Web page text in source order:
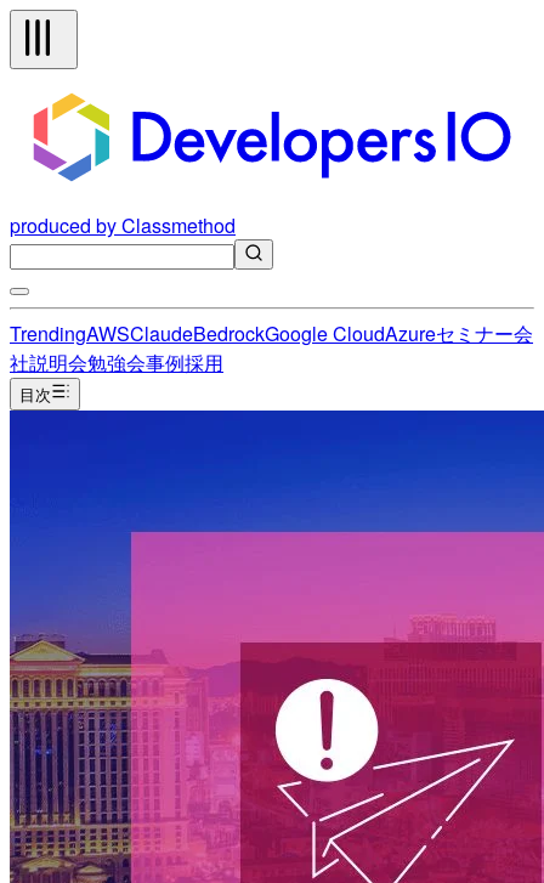
produced by Classmethod
TrendingAWSClaudeBedrockGoogle CloudAzureセミナー会
社説明会勉強会事例採用
目次